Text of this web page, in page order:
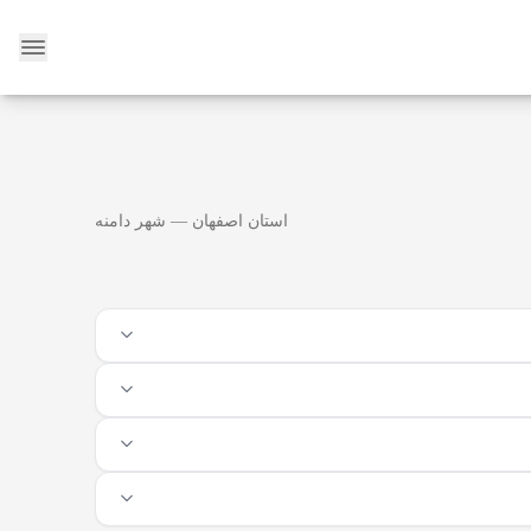
استان اصفهان — شهر دامنه